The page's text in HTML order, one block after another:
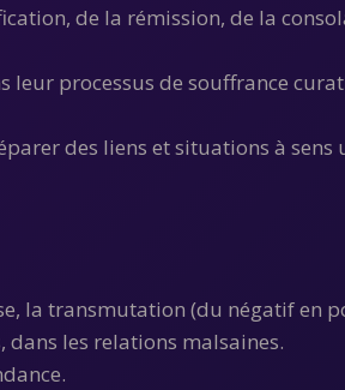
de la rémission, de la
leur processus de souffrance
des liens et situations à sens
la transmutation (du négatif en
les relations malsaines.